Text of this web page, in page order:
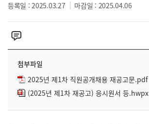
등록일 : 2025.03.27
마감일 : 2025.04.06
첨부파일
2025년 제1차 직원공개채용 재공고문.pdf
(2025년 제1차 재공고) 응시원서 등.hwpx